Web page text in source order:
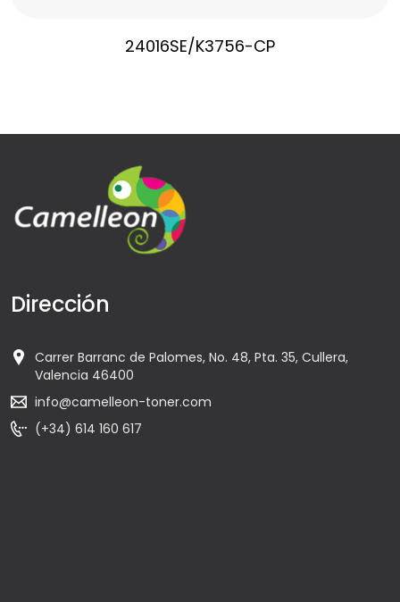
24016SE/K3756-CP
Dirección
Carrer Barranc de Palomes, No. 48, Pta. 35, Cullera,
Valencia 46400
info@camelleon-toner.com
(+34) 614 160 617